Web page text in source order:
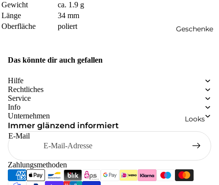
Geschenke
Looks
Gewicht
ca. 1.9 g
Länge
34 mm
Oberfläche
poliert
Das könnte dir auch gefallen
Hilfe
Rechtliches
Service
Info
Unternehmen
Immer glänzend informiert
E-Mail
Zahlungsmethoden